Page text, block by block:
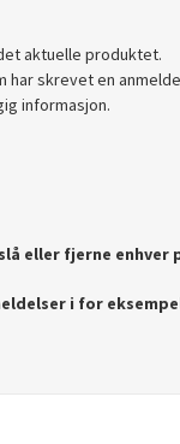
aktuelle produktet.
skrevet en
informasjon.
eller fjerne
i for